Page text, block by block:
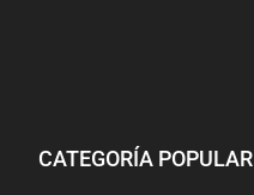
CATEGORÍA POPULAR